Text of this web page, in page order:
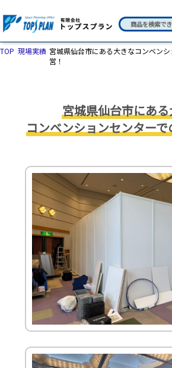
TOP 現場実績 宮城県仙台市にある大きなコンベン
営！
宮城県仙台市にあ
コンベンションセンター